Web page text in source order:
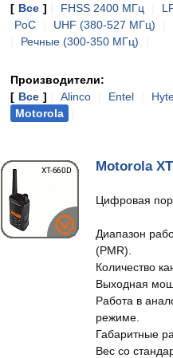
[ Все ] FHSS 2400 МГц
PoC
UHF (380-527 МГц)
Речные (300-350 МГц)
Производители:
[ Все ] Alinco Entel
Motorola
Motorola
Цифровая
Диапазон
(PMR).
Количество
Выходная
Работа в
режиме.
Габаритные
Вес со